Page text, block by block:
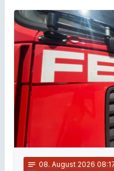
notes 08. August 2026